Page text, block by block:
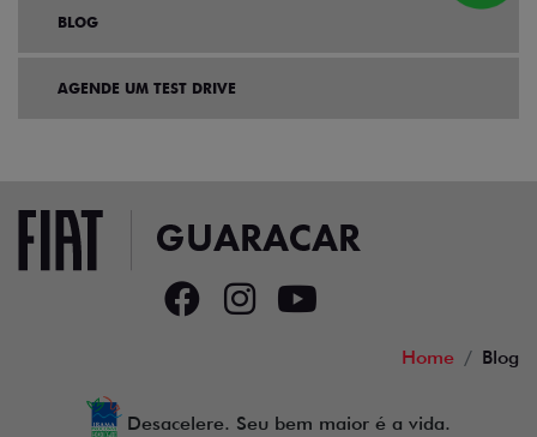
BLOG
AGENDE UM TEST DRIVE
Home Blog
Desacelere. Seu bem maior é a vida.